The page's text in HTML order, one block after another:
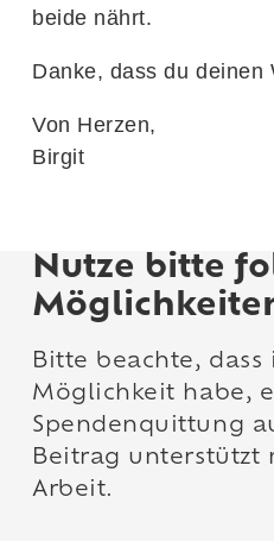
beide nährt.
Danke, dass du deinen
Von Herzen,
Birgit
Nutze bitte
Bitte beachte,
Möglichkeit habe,
Spendenquittung
Beitrag unterstützt
Arbeit.